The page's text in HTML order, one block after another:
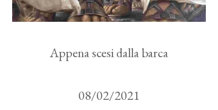
Appena scesi dalla barca
08/02/2021